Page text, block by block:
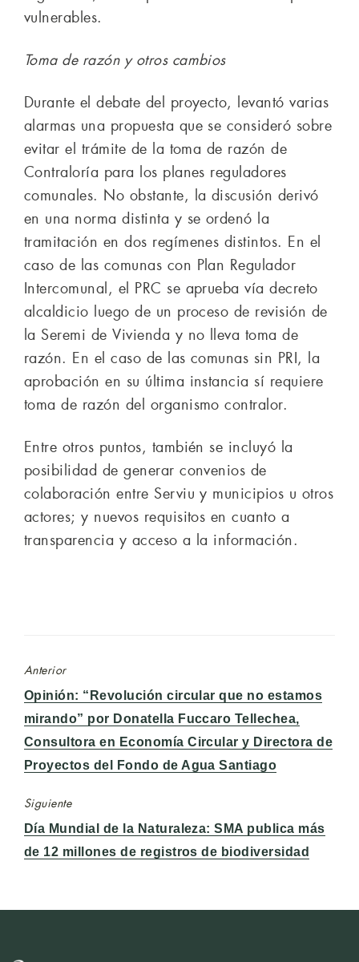
vulnerables.
Toma de razón y otros cambios
Durante el debate del proyecto, levantó varias
alarmas una propuesta que se consideró sobre
evitar el trámite de la toma de razón de
Contraloría para los planes reguladores
comunales. No obstante, la discusión derivó
en una norma distinta y se ordenó la
tramitación en dos regímenes distintos. En el
caso de las comunas con Plan Regulador
Intercomunal, el PRC se aprueba vía decreto
alcaldicio luego de un proceso de revisión de
la Seremi de Vivienda y no lleva toma de
razón. En el caso de las comunas sin PRI, la
aprobación en su última instancia sí requiere
toma de razón del organismo contralor.
Entre otros puntos, también se incluyó la
posibilidad de generar convenios de
colaboración entre Serviu y municipios u otros
actores; y nuevos requisitos en cuanto a
transparencia y acceso a la información.
Anterior
Entrada
anterior:
Opinión: “Revolución circular que no estamos
mirando” por Donatella Fuccaro Tellechea,
Consultora en Economía Circular y Directora de
Proyectos del Fondo de Agua Santiago
Siguiente
Entrada
siguiente:
Día Mundial de la Naturaleza: SMA publica más
de 12 millones de registros de biodiversidad